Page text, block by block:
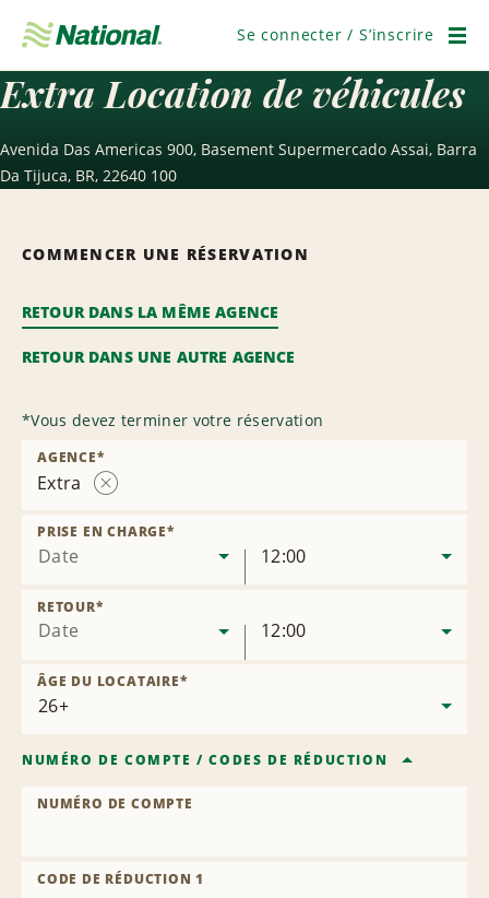
navigation
Se connecter / S’inscrire
Extra Location de véhicules
Avenida Das Americas 900, Basement Supermercado Assai, Barra
Da Tijuca, BR, 22640 100
COMMENCER UNE RÉSERVATION
RETOUR DANS LA MÊME AGENCE
RETOUR DANS UNE AUTRE AGENCE
*Vous devez terminer votre réservation
Extra
l’agence
AGENCE*
Date
PRISE EN CHARGE*
12:00
Date
RETOUR*
12:00
ÂGE DU LOCATAIRE*
NUMÉRO DE COMPTE /CODES DE RÉDUCTION
NUMÉRO DE COMPTE
CODE DE RÉDUCTION 1